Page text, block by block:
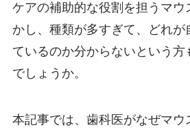
ケアの補助的な役割を担うマウ
かし、種類が多すぎて、どれが
ているのか分からないという方
でしょうか。
本記事では、歯科医がなぜマウ